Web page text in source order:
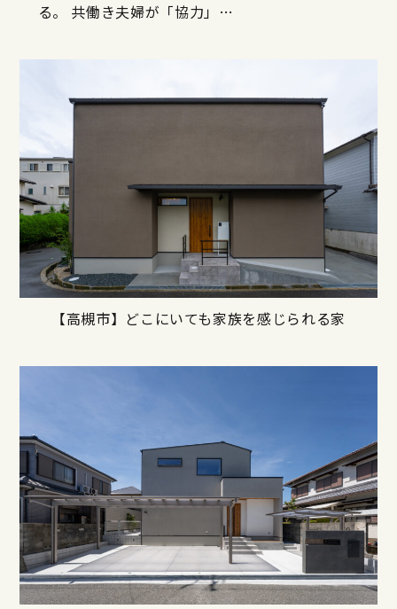
る。 共働き夫婦が「協力」…
【高槻市】どこにいても家族を感じられる家